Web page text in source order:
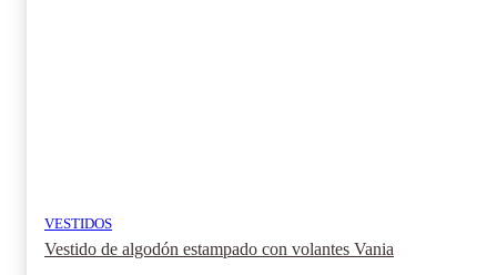
VESTIDOS
Vestido de algodón estampado con volantes Vania